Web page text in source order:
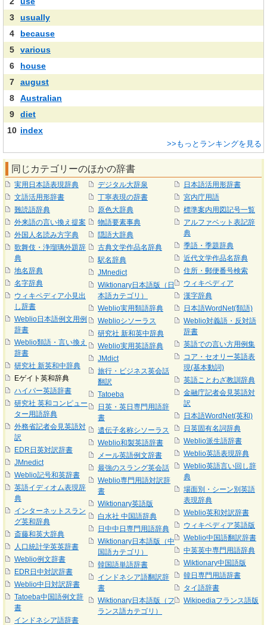
3
usually
4
because
5
various
6
house
7
august
8
Australian
9
diet
10 index
>>もっとランキングを見る
同じカテゴリーのほかの辞書
実用日本語表現辞典
文語活用形辞書
難読語辞典
外来語の言い換え提案
外国人名読み方字典
歌舞伎・浄瑠璃外題辞
典
地名辞典
名字辞典
ウィキペディア小見出
し辞書
Weblio日本語例文用例
辞書
Weblio類語・言い換え
辞書
研究社 新英和中辞典
Eゲイト英和辞典
ハイパー英語辞書
研究社 英和コンピュー
ター用語辞典
外務省記者会見英語対
訳
EDR日英対訳辞書
JMnedict
Weblio記号和英辞書
英語イディオム表現辞
典
インターネットスラン
グ英和辞典
斎藤和英大辞典
人口統計学英英辞書
Weblio例文辞書
EDR日中対訳辞書
Weblio中日対訳辞書
Tatoeba中国語例文辞
書
インドネシア語辞書
デジタル大辞泉
丁寧表現の辞書
原色大辞典
物語要素事典
隠語大辞典
古典文学作品名辞典
駅名辞典
JMnedict
Wiktionary日本語版（日
本語カテゴリ）
Weblio実用類語辞典
Weblioシソーラス
研究社 新和英中辞典
Weblio実用英語辞典
JMdict
旅行・ビジネス英会話
翻訳
Tatoeba
日英・英日専門用語辞
書
遺伝子名称シソーラス
Weblio和製英語辞書
メール英語例文辞書
最強のスラング英会話
Weblio専門用語対訳辞
書
Wiktionary英語版
白水社 中国語辞典
日中中日専門用語辞典
Wiktionary日本語版（中
国語カテゴリ）
韓国語単語辞書
インドネシア語翻訳辞
書
Wiktionary日本語版（フ
ランス語カテゴリ）
日本語活用形辞書
宮内庁用語
標準案内用図記号一覧
アルファベット表記辞
典
季語・季題辞典
近代文学作品名辞典
住所・郵便番号検索
ウィキペディア
漢字辞典
日本語WordNet(類語)
Weblio対義語・反対語
辞書
英語での言い方用例集
コア・セオリー英語表
現(基本動詞)
英語ことわざ教訓辞典
金融庁記者会見英語対
訳
日本語WordNet(英和)
日英固有名詞辞典
Weblio派生語辞書
Weblio英語表現辞典
Weblio英語言い回し辞
典
場面別・シーン別英語
表現辞典
Weblio英和対訳辞書
ウィキペディア英語版
Weblio中国語翻訳辞書
中英英中専門用語辞典
Wiktionary中国語版
韓日専門用語辞書
タイ語辞書
Wikipediaフランス語版